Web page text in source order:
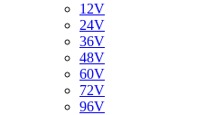
12V
24V
36V
48V
60V
72V
96V